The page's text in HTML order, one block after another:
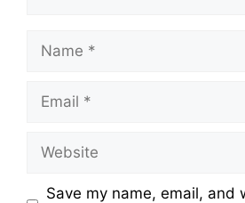
Name
Email
Website
Save my name, email, and